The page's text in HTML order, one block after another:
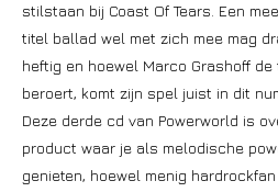
stilstaan bij Coast Of Tears. Een
titel ballad wel met zich mee mag
heftig en hoewel Marco Grashoff
beroert, komt zijn spel juist in dit
Deze derde cd van Powerworld is
product waar je als melodische
genieten, hoewel menig